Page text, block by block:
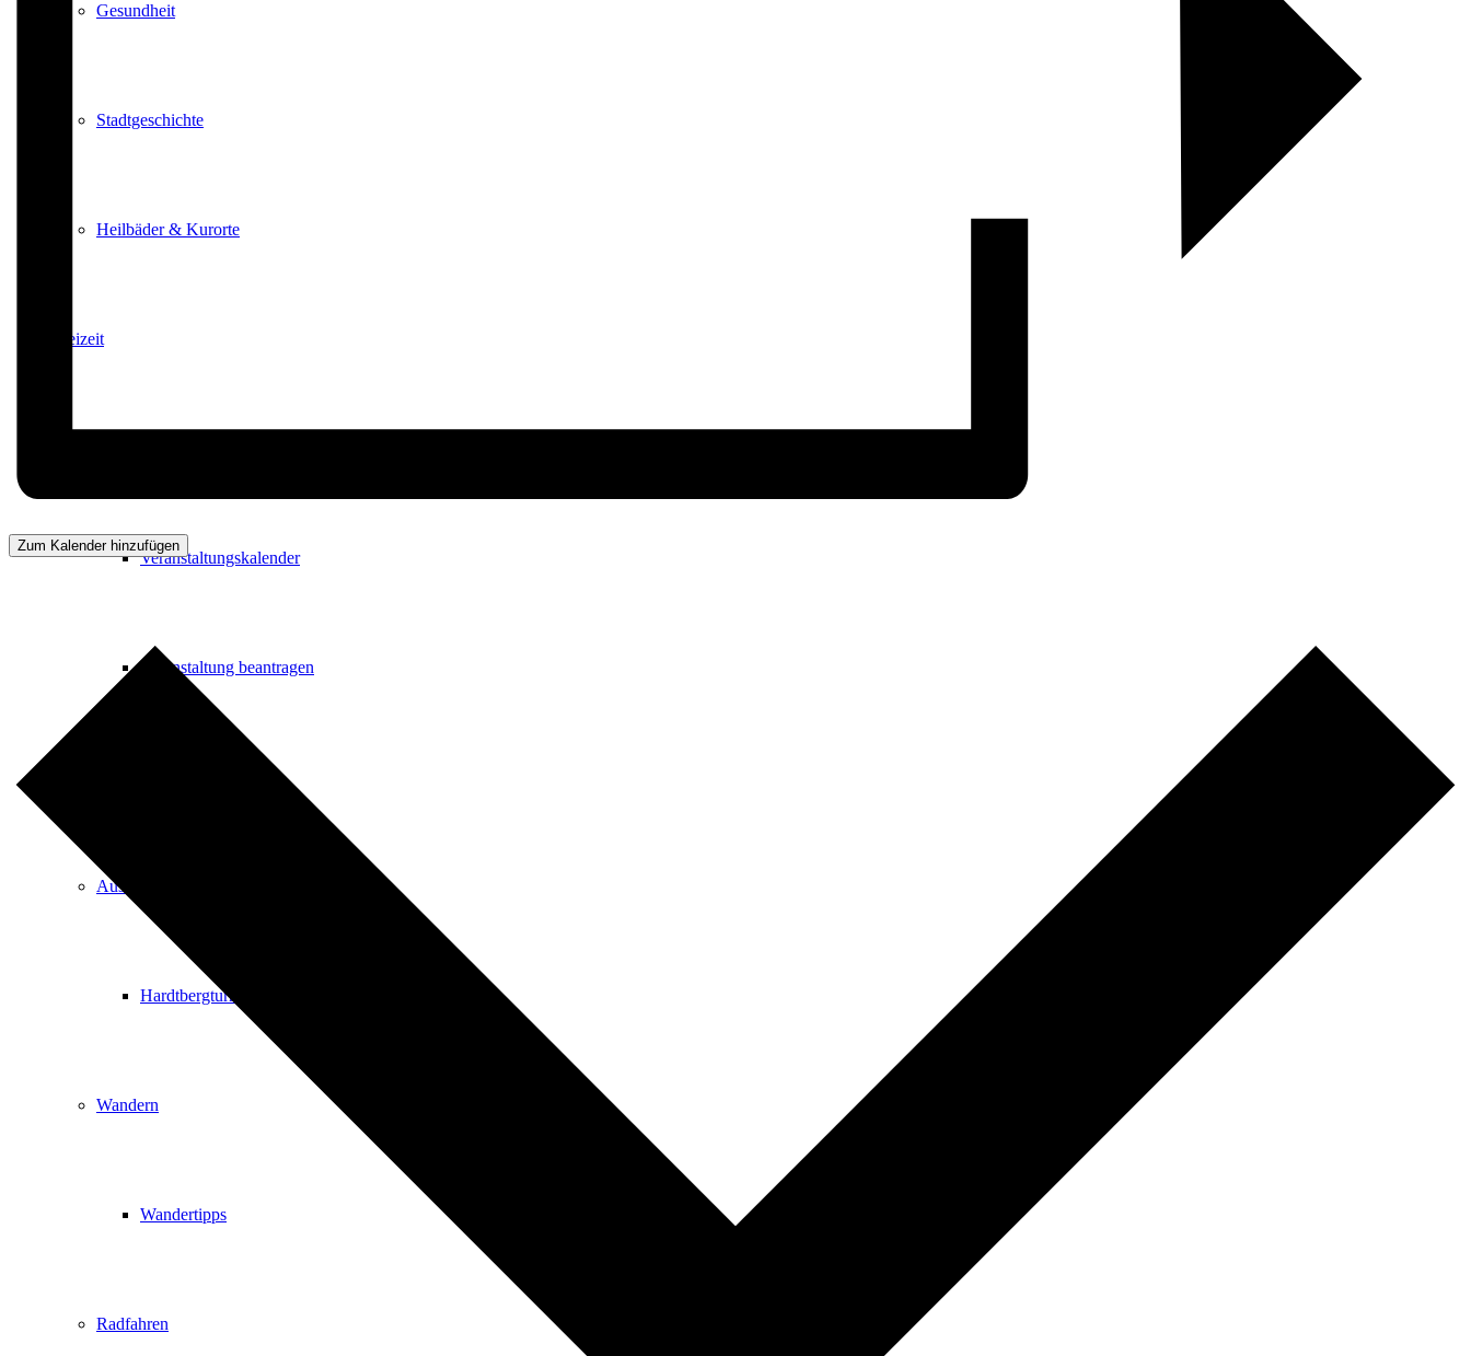
Gesundheit
Stadtgeschichte
Heilbäder & Kurorte
Freizeit
Veranstaltungskalender
Veranstaltung beantragen
Ausflugsziele
Hardtbergturm
Wandern
Wandertipps
Radfahren
Zum Kalender hinzufügen